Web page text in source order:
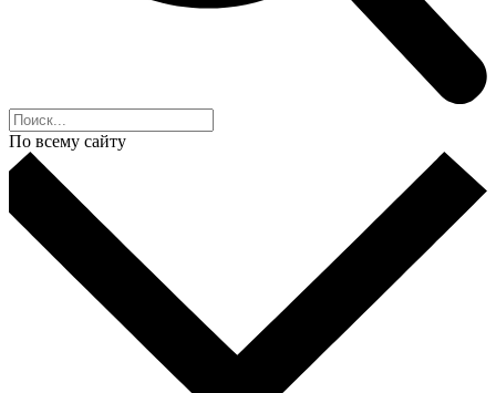
По всему сайту